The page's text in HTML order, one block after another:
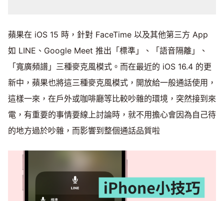
蘋果在 iOS 15 時，針對 FaceTime 以及其他第三方 App
如 LINE、Google Meet 推出「標準」、「語音隔離」、
「寬廣頻譜」三種麥克風模式。而在最近的 iOS 16.4 的更
新中，蘋果也將這三種麥克風模式，開放給一般通話使用，
這樣一來，在戶外或咖啡廳等比較吵雜的環境，突然接到來
電，有重要的事情要線上討論時，就不用擔心會因為自己待
的地方過於吵雜，而影響到整個通話品質啦